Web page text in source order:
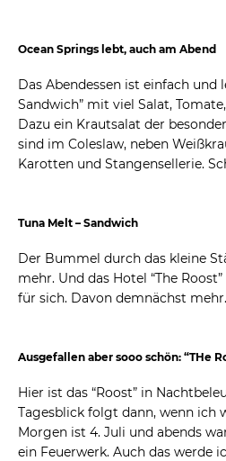
Ocean Springs lebt, auch am Abend
Das Abendessen ist einfach und
Sandwich” mit viel Salat,
Dazu ein Krautsalat der
sind im Coleslaw, neben
Karotten und Stangensellerie.
Tuna Melt – Sandwich
Der Bummel durch das kleine
mehr. Und das Hotel “The
für sich. Davon demnächst mehr.
Ausgefallen aber sooo schön: “THe
Hier ist das “Roost” in
Tagesblick folgt dann, wenn ich
Morgen ist 4. Juli und abends
ein Feuerwerk. Auch das werde